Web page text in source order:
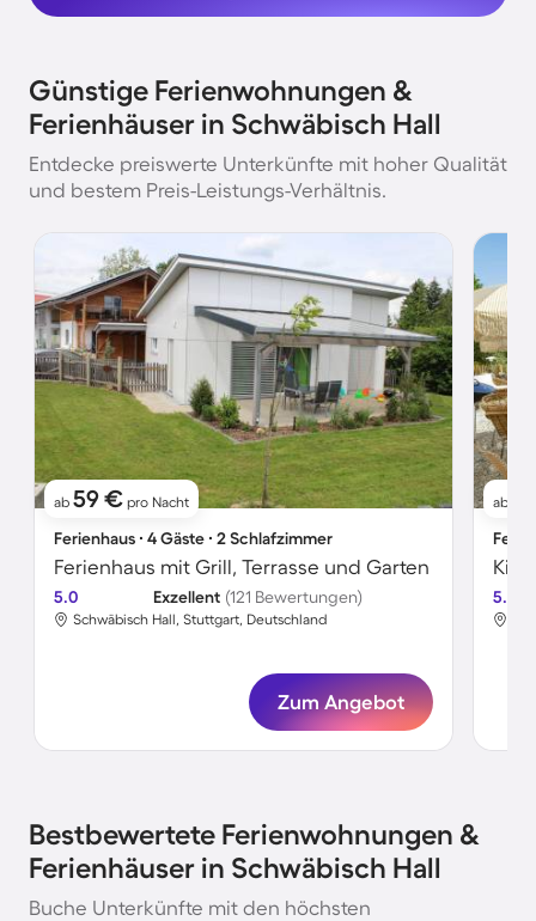
Günstige Ferienwohnungen &
Ferienhäuser in Schwäbisch Hall
Entdecke preiswerte Unterkünfte mit hoher Qualität
und bestem Preis-Leistungs-Verhältnis.
ab 59 € pro Nacht
Ferienhaus ∙ 4 Gäste ∙ 2 Schlafzimmer
Ferienhaus mit Grill, Terrasse und Garten
5.0 Exzellent (121 Bewertungen)
Schwäbisch Hall, Stuttgart, Deutschland
Zum Angebot
ab
5.0
Bestbewertete Ferienwohnungen &
Ferienhäuser in Schwäbisch Hall
Buche Unterkünfte mit den höchsten